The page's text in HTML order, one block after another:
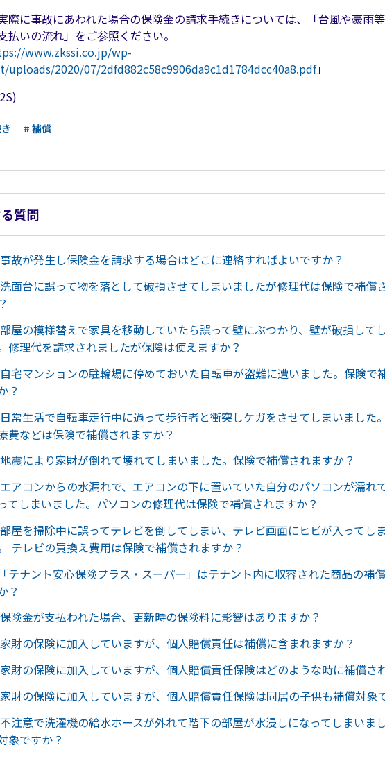
際に事故にあわれた場合の保険金の請求手続きについては、「台風や豪雨
払いの流れ」をご参照ください。
www.zkssi.co.jp/wp-
uploads/2020/07/2dfd882c58c9906da9c1d1784dcc40a8.pdf」
# 補償
質問
故が発生し保険金を請求する場合はどこに連絡すればよいですか？
面台に誤って物を落として破損させてしまいましたが修理代は保険で補償
屋の模様替えで家具を移動していたら誤って壁にぶつかり、壁が破損して
修理代を請求されましたが保険は使えますか？
宅マンションの駐輪場に停めておいた自転車が盗難に遭いました。保険で
？
常生活で自転車走行中に過って歩行者と衝突しケガをさせてしまいました
費などは保険で補償されますか？
震により家財が倒れて壊れてしまいました。保険で補償されますか？
アコンからの水漏れで、エアコンの下に置いていた自分のパソコンが濡れ
てしまいました。パソコンの修理代は保険で補償されますか？
屋を掃除中に誤ってテレビを倒してしまい、テレビ画面にヒビが入ってし
テレビの買換え費用は保険で補償されますか？
テナント安心保険プラス・スーパー」はテナント内に収容された商品の補
？
険金が支払われた場合、更新時の保険料に影響はありますか？
財の保険に加入していますが、個人賠償責任は補償に含まれますか？
財の保険に加入していますが、個人賠償責任保険はどのような時に補償さ
財の保険に加入していますが、個人賠償責任保険は同居の子供も補償対象
注意で洗濯機の給水ホースが外れて階下の部屋が水浸しになってしまいま
象ですか？